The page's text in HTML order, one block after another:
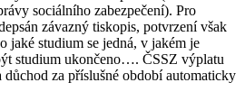
sociálního zabezpečení). Pro
závazný tiskopis, potvrzení však
jaké studium se jedná, v jakém je
studium ukončeno…. ČSSZ výplatu
za příslušné období automaticky